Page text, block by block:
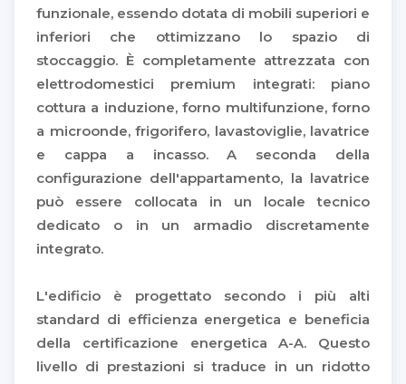
funzionale, essendo dotata di mobili superiori e
inferiori che ottimizzano lo spazio di
stoccaggio. È completamente attrezzata con
elettrodomestici premium integrati: piano
cottura a induzione, forno multifunzione, forno
a microonde, frigorifero, lavastoviglie, lavatrice
e cappa a incasso. A seconda della
configurazione dell'appartamento, la lavatrice
può essere collocata in un locale tecnico
dedicato o in un armadio discretamente
integrato.
L'edificio è progettato secondo i più alti
standard di efficienza energetica e beneficia
della certificazione energetica A-A. Questo
livello di prestazioni si traduce in un ridotto